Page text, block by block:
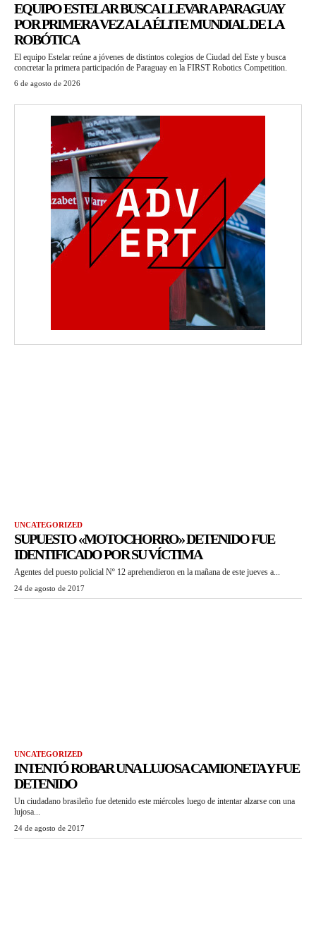
EQUIPO ESTELAR BUSCA LLEVAR A PARAGUAY
POR PRIMERA VEZ A LA ÉLITE MUNDIAL DE LA
ROBÓTICA
El equipo Estelar reúne a jóvenes de distintos colegios de Ciudad del Este y busca
concretar la primera participación de Paraguay en la FIRST Robotics Competition.
6 de agosto de 2026
UNCATEGORIZED
SUPUESTO «MOTOCHORRO» DETENIDO FUE
IDENTIFICADO POR SU VÍCTIMA
Agentes del puesto policial Nº 12 aprehendieron en la mañana de este jueves a...
24 de agosto de 2017
UNCATEGORIZED
INTENTÓ ROBAR UNA LUJOSA CAMIONETA Y FUE
DETENIDO
Un ciudadano brasileño fue detenido este miércoles luego de intentar alzarse con una
lujosa...
24 de agosto de 2017